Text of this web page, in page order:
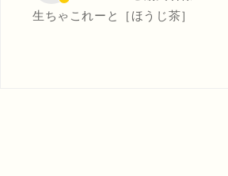
生ちゃこれーと［ほうじ茶］